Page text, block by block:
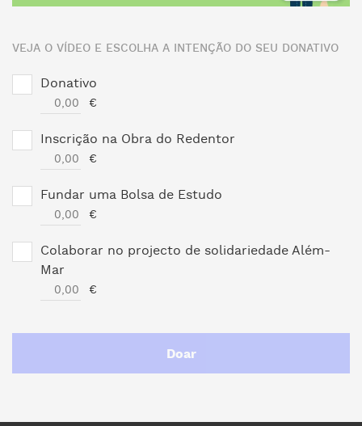
VEJA O VÍDEO E ESCOLHA A INTENÇÃO DO SEU DONATIVO
Donativo
€
Inscrição na Obra do Redentor
€
Fundar uma Bolsa de Estudo
€
Colaborar no projecto de solidariedade Além-
Mar
€
Doar